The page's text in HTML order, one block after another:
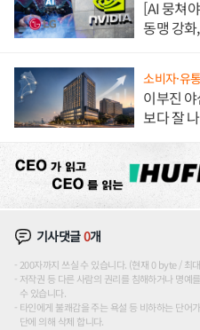
[AI 뭉쳐
동맹 강화
소비자·유
이부진
보다 잘
기사댓글0개
200자까지 쓰실 수 있습니다. (현재 0 byte / 최
저작권 등 다른 사람의 권리를 침해하거나 명예
수 있습니다.
타인에게 불쾌감을 주는 욕설 등 비하하는 단어
단에 의해 삭제 합니다.